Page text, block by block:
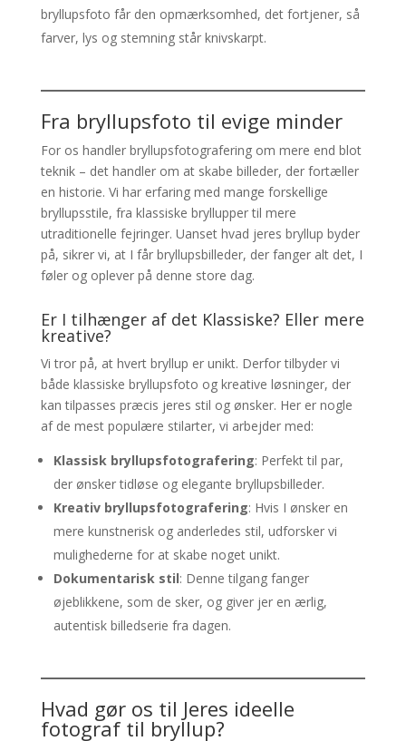
bryllupsfoto får den opmærksomhed, det fortjener, så
farver, lys og stemning står knivskarpt.
Fra bryllupsfoto til evige minder
For os handler bryllupsfotografering om mere end blot
teknik – det handler om at skabe billeder, der fortæller
en historie. Vi har erfaring med mange forskellige
bryllupsstile, fra klassiske bryllupper til mere
utraditionelle fejringer. Uanset hvad jeres bryllup byder
på, sikrer vi, at I får bryllupsbilleder, der fanger alt det, I
føler og oplever på denne store dag.
Er I tilhænger af det Klassiske? Eller mere
kreative?
Vi tror på, at hvert bryllup er unikt. Derfor tilbyder vi
både klassiske bryllupsfoto og kreative løsninger, der
kan tilpasses præcis jeres stil og ønsker. Her er nogle
af de mest populære stilarter, vi arbejder med:
Klassisk bryllupsfotografering: Perfekt til par,
der ønsker tidløse og elegante bryllupsbilleder.
Kreativ bryllupsfotografering: Hvis I ønsker en
mere kunstnerisk og anderledes stil, udforsker vi
mulighederne for at skabe noget unikt.
Dokumentarisk stil: Denne tilgang fanger
øjeblikkene, som de sker, og giver jer en ærlig,
autentisk billedserie fra dagen.
Hvad gør os til Jeres ideelle
fotograf til bryllup?